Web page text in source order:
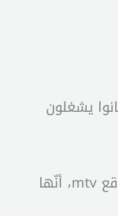
يشغلون
بعد أخذ إشارة المدّعي العامّ الماليّ علي ابراهيم، تمّ إلزامهم بتسديد كلّ تلك المتوجّبات والمتأخّرات، والتي أوضح مصدر قضائيّ لموقع mtv، أنّها